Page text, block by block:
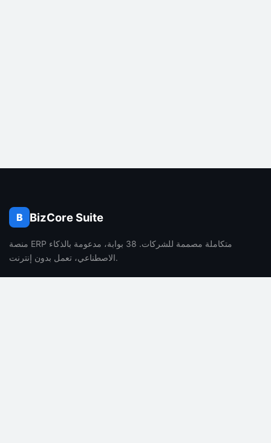
B BizCore Suite
منصة ERP متكاملة مصممة للشركات. 38 بوابة، مدعومة بالذكاء
الاصطناعي، تعمل بدون إنترنت.